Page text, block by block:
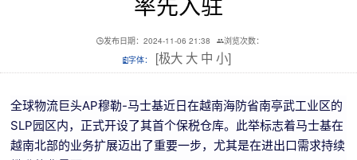
发布日期：2024-11-06 21:38
浏览次数：
字体：
[极大 大 中 小]
全球物流巨头AP穆勒-马士基近日在越南海防省南亭武工业区的
SLP园区内，正式开设了其首个保税仓库。此举标志着马士基在
越南北部的业务扩展迈出了重要一步，尤其是在进出口需求持续